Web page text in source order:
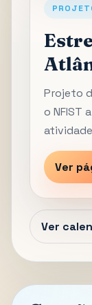
Projeto
o NFIST
Ver
Ver